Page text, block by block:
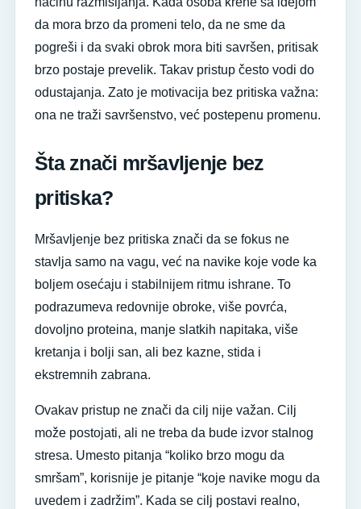
da mora brzo da promeni telo, da ne sme da
pogreši i da svaki obrok mora biti savršen, pritisak
brzo postaje prevelik. Takav pristup često vodi do
odustajanja. Zato je motivacija bez pritiska važna:
ona ne traži savršenstvo, već postepenu promenu.
Šta znači mršavljenje bez
pritiska?
Mršavljenje bez pritiska znači da se fokus ne
stavlja samo na vagu, već na navike koje vode ka
boljem osećaju i stabilnijem ritmu ishrane. To
podrazumeva redovnije obroke, više povrća,
dovoljno proteina, manje slatkih napitaka, više
kretanja i bolji san, ali bez kazne, stida i
ekstremnih zabrana.
Ovakav pristup ne znači da cilj nije važan. Cilj
može postojati, ali ne treba da bude izvor stalnog
stresa. Umesto pitanja “koliko brzo mogu da
smršam”, korisnije je pitanje “koje navike mogu da
uvedem i zadržim”. Kada se cilj postavi realno,